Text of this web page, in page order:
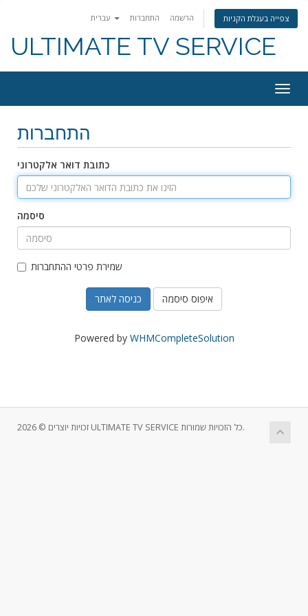
התחברות הרשמה צפייה בעגלת הקניות
ULTIMATE TV SERVICE
התחברות
כתובת דואר אלקטרוני
סיסמה
שמירת פרטי ההתחברות
איפוס סיסמה
Powered by WHMCompleteSolution
זכויות יוצרים © 2026 ULTIMATE TV SERVICE כל הזכויות שמורות.